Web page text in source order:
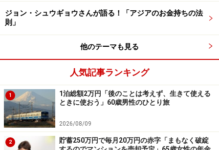
から
ぜひお寄せください。エピソードの採用で3000円分
のAmazonギフト券をもれなくプレゼント
ーーーーーーーーーーーーーーーー
※本文カッコ内の回答者コメントは原文に準拠していま
※エピソードは投稿者の当時のものです。現在とはサー
ビスや金額などの情報が異なることがございます
※投稿エピソードのため、内容の正確性を保証するもの
ではございません
※特定銘柄について、投資の勧誘を目的としたものでは
ジョン・シュウギョウさんが語る！「アジアのお金持ちの法
則」
他のテーマも見る
人気記事ランキング
1
1泊総額2万円「後のことは考えず、生きて使える
ときに使おう」60歳男性のひとり旅
2026/08/09
2
貯蓄250万円で毎月20万円の赤字「まもなく破綻